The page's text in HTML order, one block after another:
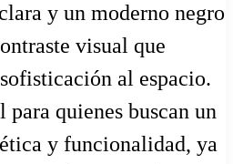
y un moderno negro
visual que
al espacio.
para quienes buscan un
y funcionalidad, ya